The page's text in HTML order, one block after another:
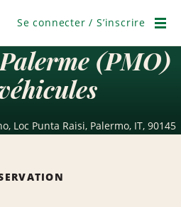
Se connecter / S’inscrire
(PMO)
Loc Punta Raisi, Palermo, IT, 90145